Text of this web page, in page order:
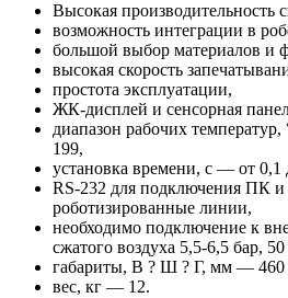
Высокая производительность
возможность интеграции в
большой выбор материалов и
высокая скорость
простота эксплуатации,
ЖК-дисплей и сенсорная
диапазон рабочих
199,
установка времени, с — от 0,1
RS-232 для подключения ПК и
роботизированные линии,
необходимо подключение к
сжатого воздуха 5,5-6,5 бар,
габариты, В ? Ш ? Г, мм — 460
вес, кг — 12.